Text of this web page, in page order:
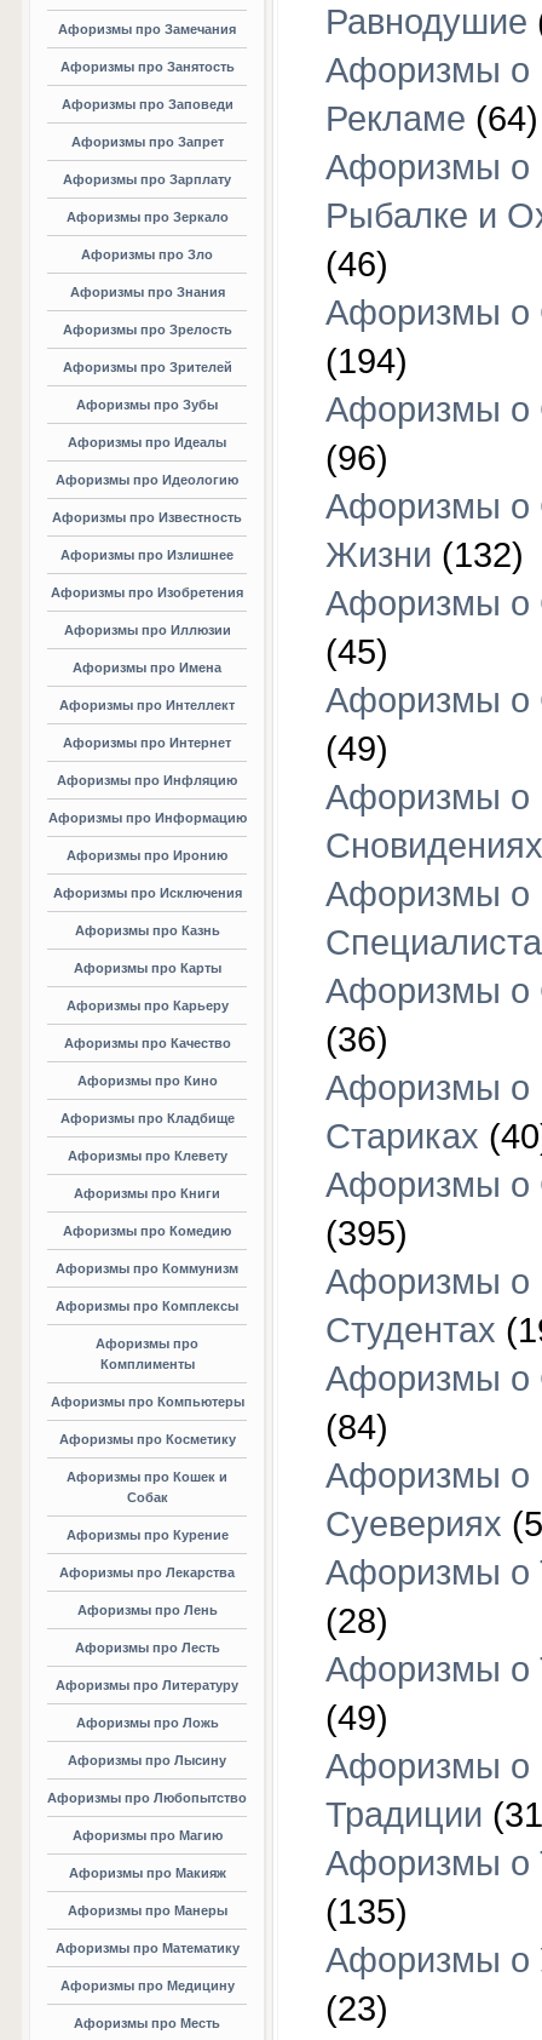
Афоризмы про Замечания
Афоризмы про Занятость
Афоризмы про Заповеди
Афоризмы про Запрет
Афоризмы про Зарплату
Афоризмы про Зеркало
Афоризмы про Зло
Афоризмы про Знания
Афоризмы про Зрелость
Афоризмы про Зрителей
Афоризмы про Зубы
Афоризмы про Идеалы
Афоризмы про Идеологию
Афоризмы про Известность
Афоризмы про Излишнее
Афоризмы про Изобретения
Афоризмы про Иллюзии
Афоризмы про Имена
Афоризмы про Интеллект
Афоризмы про Интернет
Афоризмы про Инфляцию
Афоризмы про Информацию
Афоризмы про Иронию
Афоризмы про Исключения
Афоризмы про Казнь
Афоризмы про Карты
Афоризмы про Карьеру
Афоризмы про Качество
Афоризмы про Кино
Афоризмы про Кладбище
Афоризмы про Клевету
Афоризмы про Книги
Афоризмы про Комедию
Афоризмы про Коммунизм
Афоризмы про Комплексы
Афоризмы про
Комплименты
Афоризмы про Компьютеры
Афоризмы про Косметику
Афоризмы про Кошек и
Собак
Афоризмы про Курение
Афоризмы про Лекарства
Афоризмы про Лень
Афоризмы про Лесть
Афоризмы про Литературу
Афоризмы про Ложь
Афоризмы про Лысину
Афоризмы про Любопытство
Афоризмы про Магию
Афоризмы про Макияж
Афоризмы про Манеры
Афоризмы про Математику
Афоризмы про Медицину
Афоризмы про Месть
Равнодушие
Афоризмы о
Рекламе (64)
Афоризмы о
Рыбалке и
(46)
Афоризмы о
(194)
Афоризмы о
(96)
Афоризмы о
Жизни (132)
Афоризмы о
(45)
Афоризмы о
(49)
Афоризмы о
Сновидениях
Афоризмы о
Афоризмы о
(36)
Афоризмы о
Стариках
Афоризмы о
(395)
Афоризмы о
Студентах
Афоризмы о
(84)
Афоризмы о
Суевериях
Афоризмы о
(28)
Афоризмы о
(49)
Афоризмы о
Традиции
Афоризмы о
(135)
Афоризмы о
(23)